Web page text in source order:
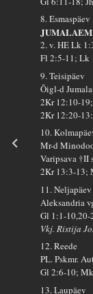
8. Esmaspäev
2. v. HE Lk
Fl 2:5-11; Lk
9. Teisipäev
Õigl-d
2Kr 12:10-
2Kr 12:20-
10.
Mr-d
Varipsava †II
2Kr 13:3-13;
11. Neljapäev
Aleksandria
Gl 1:1-
Vkj. Ristija
12. Reede
PL. Pskmr.
Gl 2:6-10;
13. Laupäev